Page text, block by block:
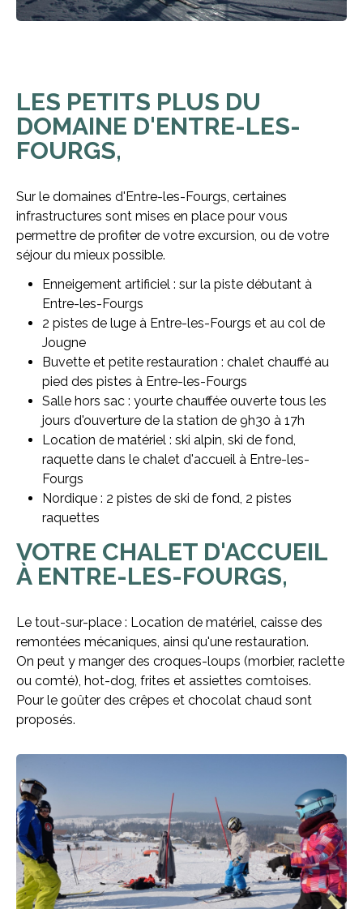
LES PETITS PLUS DU
DOMAINE D'ENTRE-LES-
FOURGS,
Sur le domaines d'Entre-les-Fourgs, certaines
infrastructures sont mises en place pour vous
permettre de profiter de votre excursion, ou de votre
séjour du mieux possible.
Enneigement artificiel : sur la piste débutant à
Entre-les-Fourgs
2 pistes de luge à Entre-les-Fourgs et au col de
Jougne
Buvette et petite restauration : chalet chauffé au
pied des pistes à Entre-les-Fourgs
Salle hors sac : yourte chauffée ouverte tous les
jours d'ouverture de la station de 9h30 à 17h
Location de matériel : ski alpin, ski de fond,
raquette dans le chalet d'accueil à Entre-les-
Fourgs
Nordique : 2 pistes de ski de fond, 2 pistes
raquettes
VOTRE CHALET D'ACCUEIL
À ENTRE-LES-FOURGS,
Le tout-sur-place : Location de matériel, caisse des
remontées mécaniques, ainsi qu'une restauration.
On peut y manger des croques-loups (morbier, raclette
ou comté), hot-dog, frites et assiettes comtoises.
Pour le goûter des crêpes et chocolat chaud sont
proposés.